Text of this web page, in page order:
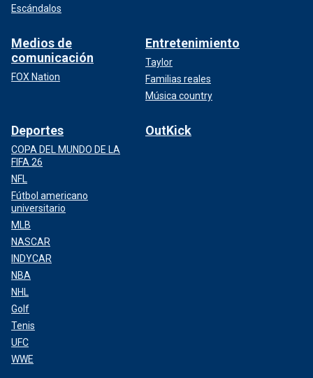
Escándalos
Medios de
comunicación
FOX Nation
Entretenimiento
Taylor
Familias reales
Música country
Deportes
COPA DEL MUNDO DE LA
FIFA 26
NFL
Fútbol americano
universitario
MLB
NASCAR
INDYCAR
NBA
NHL
Golf
Tenis
UFC
WWE
OutKick